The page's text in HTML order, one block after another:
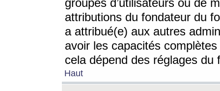
groupes d’utilisateurs ou de
attributions du fondateur du
a attribué(e) aux autres
avoir les capacités
cela dépend des réglages du
Haut